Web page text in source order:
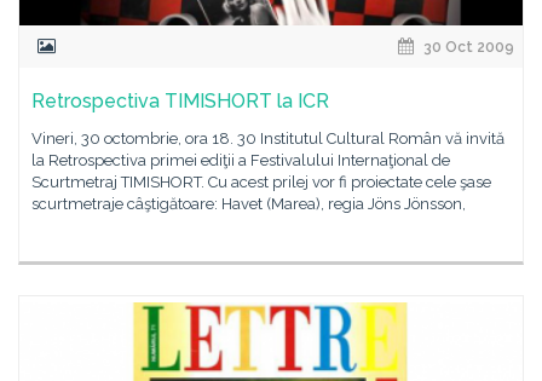
30 Oct 2009
Retrospectiva TIMISHORT la ICR
Vineri, 30 octombrie, ora 18. 30 Institutul Cultural Român vă invită
la Retrospectiva primei ediţii a Festivalului Internaţional de
Scurtmetraj TIMISHORT. Cu acest prilej vor fi proiectate cele şase
scurtmetraje câştigătoare: Havet (Marea), regia Jöns Jönsson,